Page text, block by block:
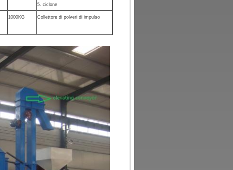
5. ciclone
1000KG Collettore di polveri di impulso